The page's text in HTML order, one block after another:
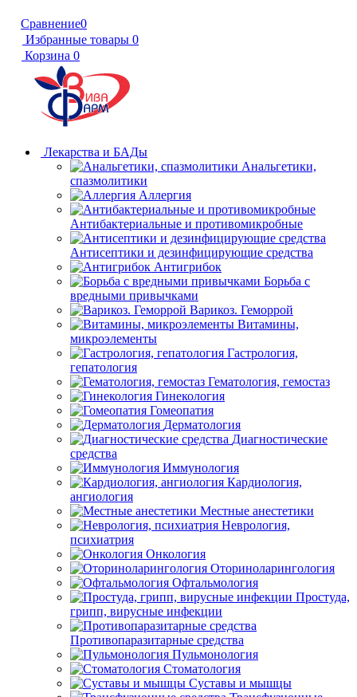
Сравнение0
Избранные товары 0
Корзина 0
Лекарства и БАДы
Анальгетики,
спазмолитики
Аллергия
Антибактериальные и противомикробные
Антисептики и дезинфицирующие средства
Антигрибок
Борьба с
вредными привычками
Варикоз. Геморрой
Витамины,
микроэлементы
Гастрология,
гепатология
Гематология, гемостаз
Гинекология
Гомеопатия
Дерматология
Диагностические
средства
Иммунология
Кардиология,
ангиология
Местные анестетики
Неврология,
психиатрия
Онкология
Оториноларингология
Офтальмология
Простуда,
грипп, вирусные инфекции
Противопаразитарные средства
Пульмонология
Стоматология
Суставы и мышцы